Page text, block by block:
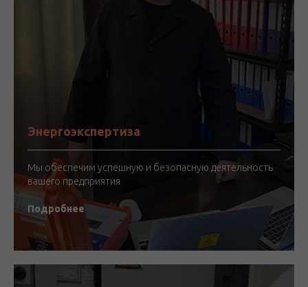
Энергоэкспертиза
Мы обеспечим успешную и безопасную деятельность
вашего предприятия
Подробнее